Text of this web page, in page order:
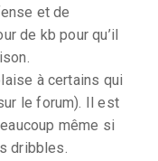
et de
de kb pour qu’il
à certains qui
le forum). Il est
même si
dribbles.